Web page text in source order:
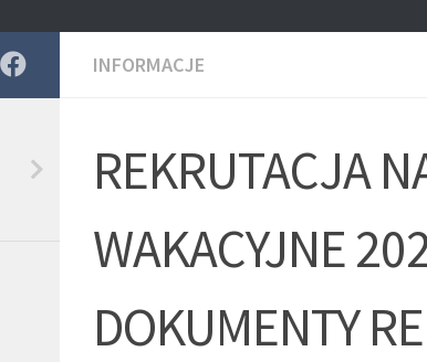
INFORMACJE
REKRUTACJA
WAKACYJNE
DOKUMENTY